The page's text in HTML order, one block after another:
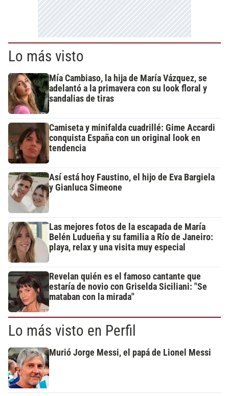
Lo más visto
Mía Cambiaso, la hija de María Vázquez, se
adelantó a la primavera con su look floral y
sandalias de tiras
Camiseta y minifalda cuadrillé: Gime Accardi
conquista España con un original look en
tendencia
Así está hoy Faustino, el hijo de Eva Bargiela
y Gianluca Simeone
Las mejores fotos de la escapada de María
Belén Ludueña y su familia a Río de Janeiro:
playa, relax y una visita muy especial
Revelan quién es el famoso cantante que
estaría de novio con Griselda Siciliani: "Se
mataban con la mirada"
Lo más visto en Perfil
Murió Jorge Messi, el papá de Lionel Messi